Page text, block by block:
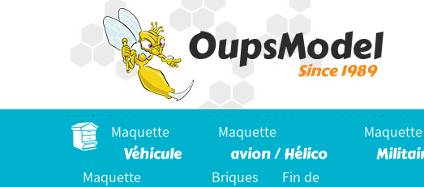
Maquette
Véhicule
Maquette
avion / Hélico
Maquette
Maquette
Briques
Fin de